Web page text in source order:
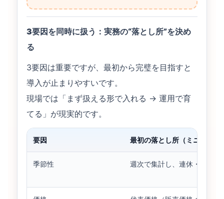
3要因を同時に扱う：実務の“落とし所”を決め
る
3要因は重要ですが、最初から完璧を目指すと
導入が止まりやすいです。
現場では「まず扱える形で入れる → 運用で育
てる」が現実的です。
要因 最初の落とし所（ミニマム）
季節性 週次で集計し、連休・イベン